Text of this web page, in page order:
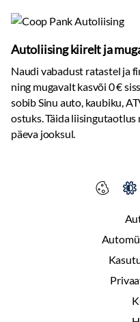
Autoliising kiirelt ja
Naudi vabadust ratastel ja
ning mugavalt kasvõi 0 €
sobib Sinu auto, kaubiku,
ostuks. Täida liisingutaotlus
päeva jooksul.